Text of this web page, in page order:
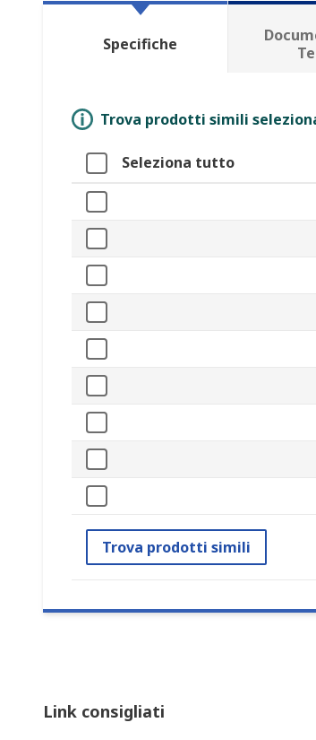
Specifiche
Trova prodotti simili
Seleziona tutto
Trova prodotti simili
Link consigliati